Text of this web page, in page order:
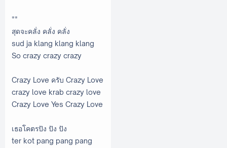
**
สุดจะคลั่ง คลั่ง คลั่ง
sud ja klang klang klang
So crazy crazy crazy
Crazy Love ครับ Crazy Love
crazy love krab crazy love
Crazy Love Yes Crazy Love
เธอโคตรปัง ปัง ปัง
ter kot pang pang pang